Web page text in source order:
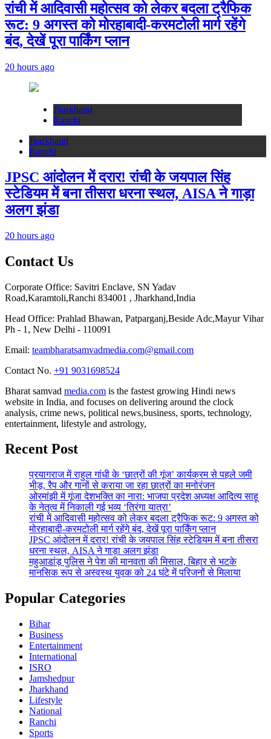
रांची में आदिवासी महोत्सव को लेकर बदला ट्रैफिक
रूट: 9 अगस्त को मोरहाबादी-करमटोली मार्ग रहेंगे
बंद, देखें पूरा पार्किंग प्लान
20 hours ago
Jharkhand
Ranchi
Jharkhand
Ranchi
JPSC आंदोलन में दरार! रांची के जयपाल सिंह
स्टेडियम में बना तीसरा धरना स्थल, AISA ने गाड़ा
अलग झंडा
20 hours ago
Contact Us
Corporate Office: Savitri Enclave, SN Yadav
Road,Karamtoli,Ranchi 834001 , Jharkhand,India
Head Office: Prahlad Bhawan, Patparganj,Beside Adc,Mayur Vihar
Ph - 1, New Delhi - 110091
Email: teambharatsamvadmedia.com@gmail.com
Contact No. ‪ +91 9031698524
Bharat samvad media.com is the fastest growing Hindi news
website in India, and focuses on delivering around the clock
analysis, crime news, political news,business, sports, technology,
entertainment, lifestyle and astrology,
Recent Post
प्रयागराज में राहुल गांधी के ‘छात्रों की गूंज’ कार्यक्रम से पहले जमी
भीड़, रैप और गानों से कराया जा रहा छात्रों का मनोरंजन
ओरमांझी में गूंजा देशभक्ति का नारा: भाजपा प्रदेश अध्यक्ष आदित्य साहू
के नेतृत्व में निकाली गई भव्य ‘तिरंगा यात्रा’
रांची में आदिवासी महोत्सव को लेकर बदला ट्रैफिक रूट: 9 अगस्त को
मोरहाबादी-करमटोली मार्ग रहेंगे बंद, देखें पूरा पार्किंग प्लान
JPSC आंदोलन में दरार! रांची के जयपाल सिंह स्टेडियम में बना तीसरा
धरना स्थल, AISA ने गाड़ा अलग झंडा
महुआडांड़ पुलिस ने पेश की मानवता की मिसाल, बिहार से भटके
मानसिक रूप से अस्वस्थ युवक को 24 घंटे में परिजनों से मिलाया
Popular Categories
Bihar
Business
Entertainment
International
ISRO
Jamshedpur
Jharkhand
Lifestyle
National
Ranchi
Sports